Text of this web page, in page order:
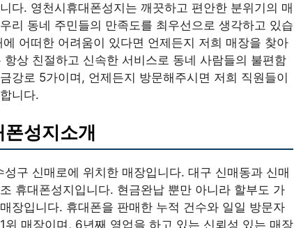
다. 영천시휴대폰성지는 깨끗하고 편안한 분위기의 매
리 동네 주민들의 만족도를 최우선으로 생각하고 있습
어떠한 어려움이 있다면 언제든지 저희 매장을 찾아
상 친절하고 신속한 서비스로 동네 사람들의 불편함
강로 5가이며, 언제든지 방문해주시면 저희 직원들이
니다.
성지소개
구 신매로에 위치한 매장입니다. 대구 신매동과 신매
휴대폰성지입니다. 현금완납 뿐만 아니라 할부도 가
장입니다. 휴대폰을 판매한 누적 건수와 일일 방문자
매장이며, 6년째 영업을 하고 있는 신뢰성 있는 매장